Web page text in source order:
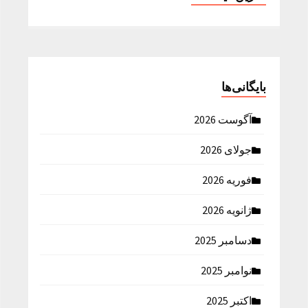
بایگانی‌ها
آگوست 2026
جولای 2026
فوریه 2026
ژانویه 2026
دسامبر 2025
نوامبر 2025
اکتبر 2025